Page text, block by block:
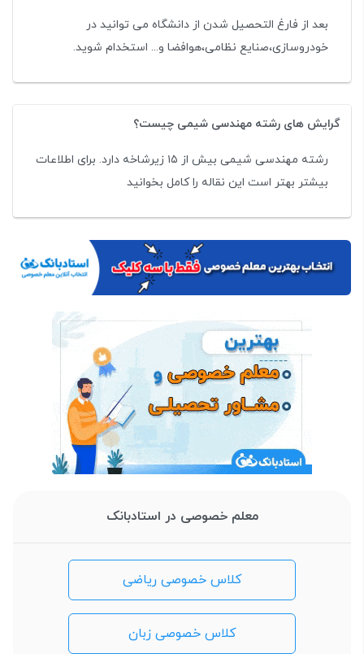
بعد از فارغ التحصیل شدن از دانشگاه می توانید در
خودروسازی،صنایع نظامی،هوافضا و... استخدام شوید.
گرایش های رشته مهندسی شیمی چیست؟
رشته مهندسی شیمی بیش از ۱۵ زیرشاخه دارد. برای اطلاعات
بیشتر بهتر است این نقاله را کامل بخوانید
معلم خصوصی در استادبانک
کلاس خصوصی ریاضی
کلاس خصوصی زبان